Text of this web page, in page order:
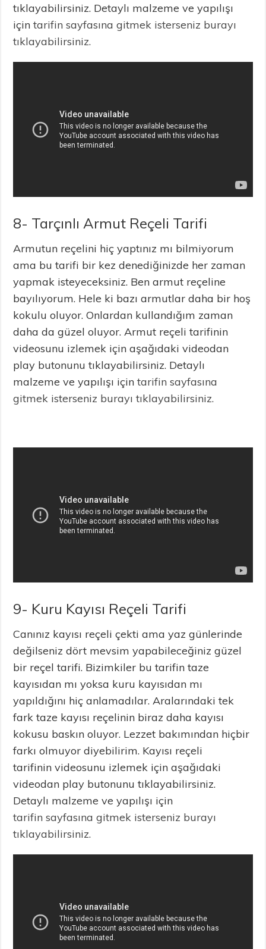
tıklayabilirsiniz. Detaylı malzeme ve yapılışı
içintarifin sayfasına gitmek isterseniz burayı
tıklayabilirsiniz.
8- Tarçınlı Armut Reçeli Tarifi
Armutun reçelini hiç yaptınız mı bilmiyorum
ama bu tarifi bir kez denediğinizde her zaman
yapmak isteyeceksiniz. Ben armut reçeline
bayılıyorum. Hele ki bazı armutlar daha bir hoş
kokulu oluyor. Onlardan kullandığım zaman
daha da güzel oluyor. Armut reçeli tarifinin
videosunu izlemek için aşağıdaki videodan
play butonunu tıklayabilirsiniz. Detaylı
malzeme ve yapılışı içintarifin sayfasına
gitmek isterseniz burayı tıklayabilirsiniz.
9- Kuru Kayısı Reçeli Tarifi
Canınız kayısı reçeli çekti ama yaz günlerinde
değilseniz dört mevsim yapabileceğiniz güzel
bir reçel tarifi. Bizimkiler bu tarifin taze
kayısıdan mı yoksa kuru kayısıdan mı
yapıldığını hiç anlamadılar. Aralarındaki tek
fark taze kayısı reçelinin biraz daha kayısı
kokusu baskın oluyor. Lezzet bakımından hiçbir
farkı olmuyor diyebilirim. Kayısı reçeli
tarifinin videosunu izlemek için aşağıdaki
videodan play butonunu tıklayabilirsiniz.
Detaylı malzeme ve yapılışı için
tarifin sayfasına gitmek isterseniz burayı
tıklayabilirsiniz.